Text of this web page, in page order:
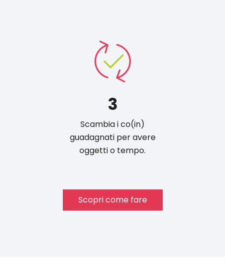
3
Scambia i co(in)
guadagnati per avere
oggetti o tempo.
Scopri come fare